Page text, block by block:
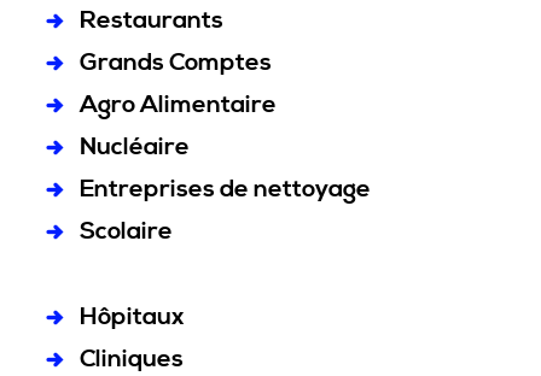
Restaurants
Grands Comptes
Agro Alimentaire
Nucléaire
Entreprises de nettoyage
Scolaire
Hôpitaux
Cliniques